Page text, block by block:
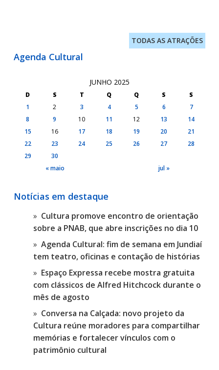
TODAS AS ATRAÇÕES
Agenda Cultural
JUNHO 2025
D S T Q Q S
S
1
2 3 4 5 6
7
8
9 10 11 12 13
14
15
16 17 18 19 20
21
22
23 24 25 26 27
28
29
30
« maio
jul »
Notícias em destaque
Cultura promove encontro de orientação
sobre a PNAB, que abre inscrições no dia 10
Agenda Cultural: fim de semana em Jundiaí
tem teatro, oficinas e contação de histórias
Espaço Expressa recebe mostra gratuita
com clássicos de Alfred Hitchcock durante o
mês de agosto
Conversa na Calçada: novo projeto da
Cultura reúne moradores para compartilhar
memórias e fortalecer vínculos com o
patrimônio cultural